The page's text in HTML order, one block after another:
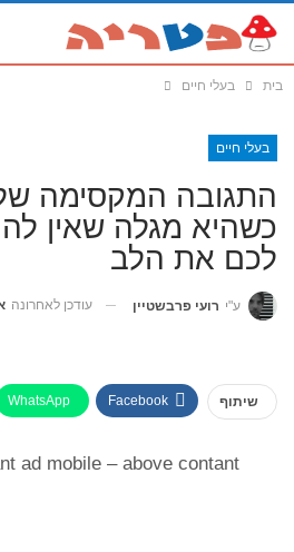
בית בעלי חיים
בעלי חיים
התגובה המקסימה
כשהיא מגלה שאין
לכם את הלב
ע"י רועי פרבשטיין עודכן לאחרונה
שיתוף Facebook
WhatsApp